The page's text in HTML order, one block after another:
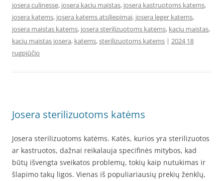
josera culinesse, josera kaciu maistas, josera kastruotoms katems,
josera katems, josera katems atsiliepimai, josera leger katems,
josera maistas katems, josera sterilizuotoms katems, kaciu maistas,
kaciu maistas josera, katems,sterilizuotoms katems | 2024 18
rugpjūčio
Josera sterilizuotoms katėms
Josera sterilizuotoms katėms. Katės, kurios yra sterilizuotos
ar kastruotos, dažnai reikalauja specifinės mitybos, kad
būtų išvengta sveikatos problemų, tokių kaip nutukimas ir
šlapimo takų ligos. Vienas iš populiariausių prekių ženklų,